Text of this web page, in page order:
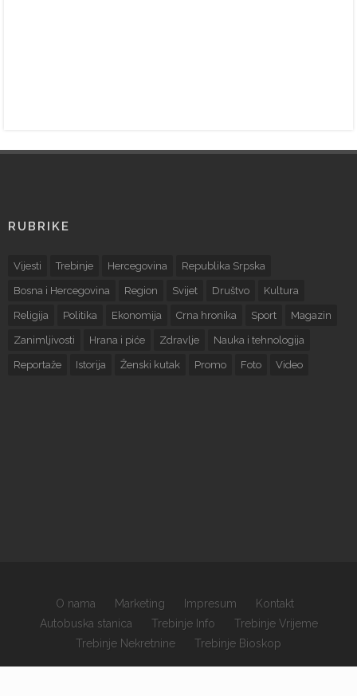
×
RUBRIKE
Vijesti Trebinje Hercegovina Republika Srpska
Bosna i Hercegovina Region Svijet Društvo Kultura
Religija Politika Ekonomija Crna hronika Sport Magazin
Zanimljivosti Hrana i piće Zdravlje Nauka i tehnologija
Reportaže Istorija Ženski kutak Promo Foto Video
O nama Marketing Impresum
Kontakt
Autobuska stanica
Trebinje Info
Trebinje Vrijeme
Trebinje Nekretnine
Trebinje Bioskop